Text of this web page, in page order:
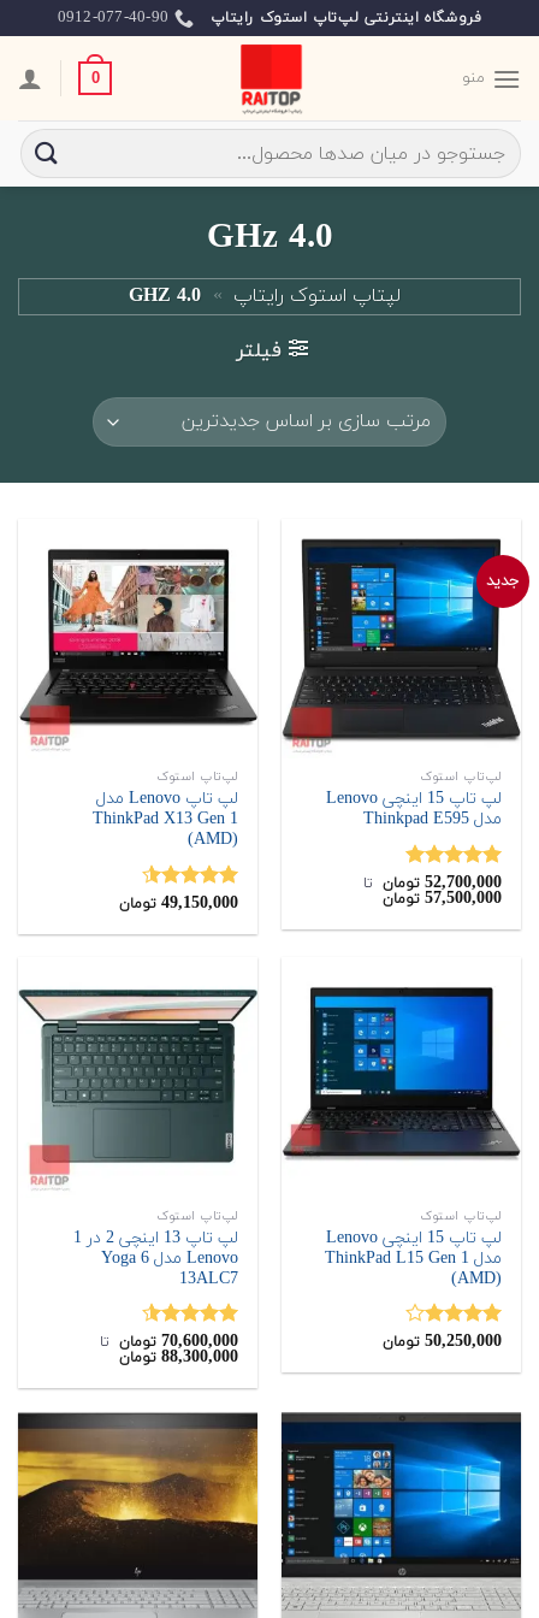
to
content
فروشگاه اینترنتی لپ‌تاپ استوک رایتاپ 0912-077-40-90
منو 0
جستجو
برای:
4.0 GHz
لپتاپ استوک رایتاپ »
4.0 GHZ
فیلتر
جدید
لپ‌تاپ استوک
لپ تاپ 15 اینچی Lenovo
مدل Thinkpad E595
نمره5.00
از 5
52,700,000 تومان ‌ تا ‌
57,500,000 تومان
لپ‌تاپ استوک
لپ تاپ Lenovo مدل
ThinkPad X13 Gen 1
(AMD)
نمره4.50
49,150,000 تومان
لپ‌تاپ استوک
لپ تاپ 15 اینچی Lenovo
مدل ThinkPad L15 Gen 1
(AMD)
نمره
50,250,000 تومان
لپ‌تاپ استوک
لپ تاپ 13 اینچی 2 در 1
Lenovo مدل Yoga 6
13ALC7
نمره4.50
از 5
70,600,000 تومان ‌ تا ‌
88,300,000 تومان